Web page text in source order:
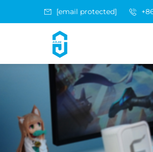
[email protected]